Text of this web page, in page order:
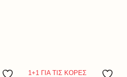
1+1 ΓΙΑ ΤΙΣ ΚΟΡΕΣ